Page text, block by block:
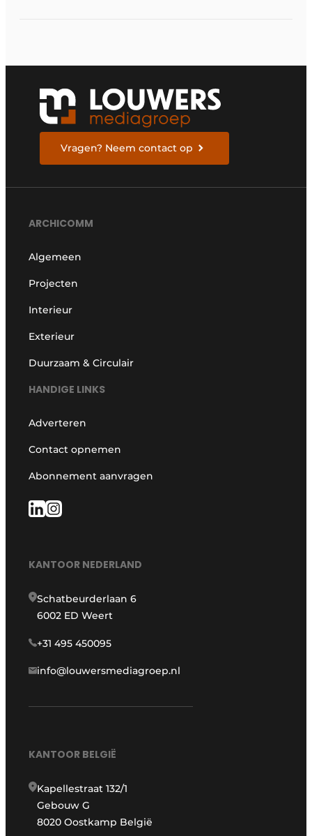
Vragen? Neem contact op
ARCHICOMM
Algemeen
Projecten
Interieur
Exterieur
Duurzaam & Circulair
HANDIGE LINKS
Adverteren
Contact opnemen
Abonnement aanvragen
KANTOOR NEDERLAND
Schatbeurderlaan 6
6002 ED Weert
+31 495 450095
info@louwersmediagroep.nl
KANTOOR BELGIË
Kapellestraat 132/1
Gebouw G
8020 Oostkamp België